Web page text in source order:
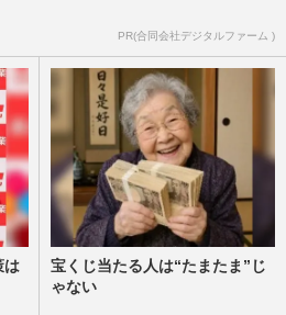
PR(合同会社デジタルファーム )
は
宝くじ当たる人は“たまたま”じ
ゃない